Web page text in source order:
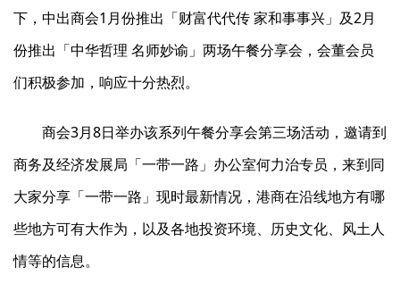
下，中出商会1月份推出「财富代代传 家和事事兴」及2月
份推出「中华哲理 名师妙谕」两场午餐分享会，会董会员
们积极参加，响应十分热烈。
商会3月8日举办该系列午餐分享会第三场活动，邀请到
商务及经济发展局「一带一路」办公室何力治专员，来到同
大家分享「一带一路」现时最新情况，港商在沿线地方有哪
些地方可有大作为，以及各地投资环境、历史文化、风土人
情等的信息。